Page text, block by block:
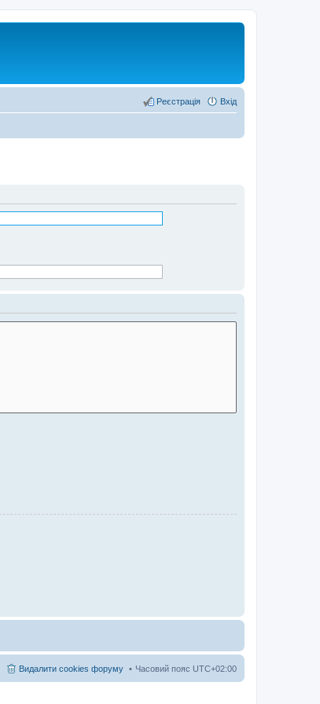
Вхід
Реєстрація
Часовий пояс UTC+02:00
Видалити cookies форуму